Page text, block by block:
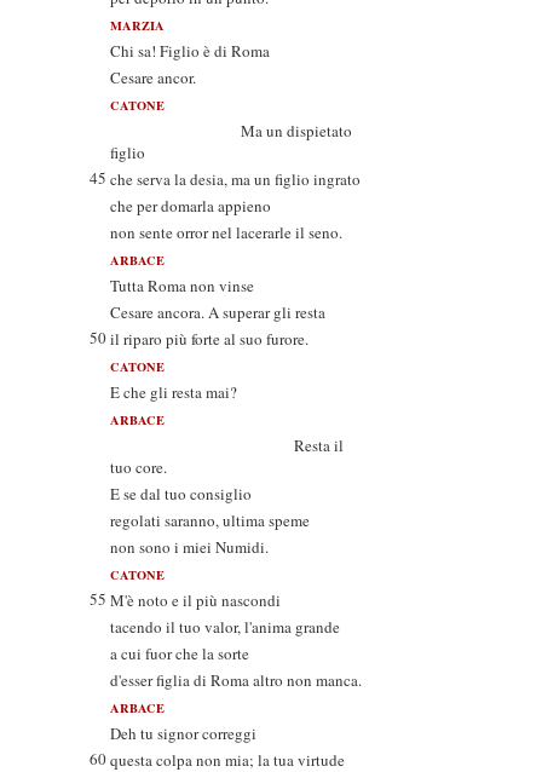
MARZIA
Chi sa! Figlio è di Roma
Cesare ancor.
CATONE
Ma un dispietato
figlio
45 che serva la desia, ma un figlio ingrato
che per domarla appieno
non sente orror nel lacerarle il seno.
ARBACE
Tutta Roma non vinse
Cesare ancora. A superar gli resta
50il riparo più forte al suo furore.
CATONE
E che gli resta mai?
ARBACE
Resta il
tuo core.
E se dal tuo consiglio
regolati saranno, ultima speme
non sono i miei Numidi.
CATONE
55 M'è noto e il più nascondi
tacendo il tuo valor, l'anima grande
a cui fuor che la sorte
d'esser figlia di Roma altro non manca.
ARBACE
Deh tu signor correggi
60questa colpa non mia; la tua virtude